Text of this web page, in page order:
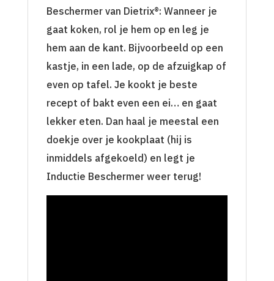
Beschermer van Dietrix®: Wanneer je
gaat koken, rol je hem op en leg je
hem aan de kant. Bijvoorbeeld op een
kastje, in een lade, op de afzuigkap of
even op tafel. Je kookt je beste
recept of bakt even een ei… en gaat
lekker eten. Dan haal je meestal een
doekje over je kookplaat (hij is
inmiddels afgekoeld) en legt je
Inductie Beschermer weer terug!